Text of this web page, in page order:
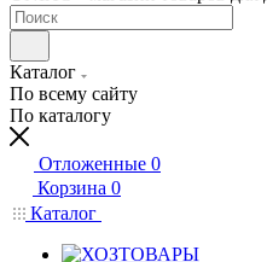
Каталог
По всему сайту
По каталогу
Отложенные 0
Корзина 0
Каталог